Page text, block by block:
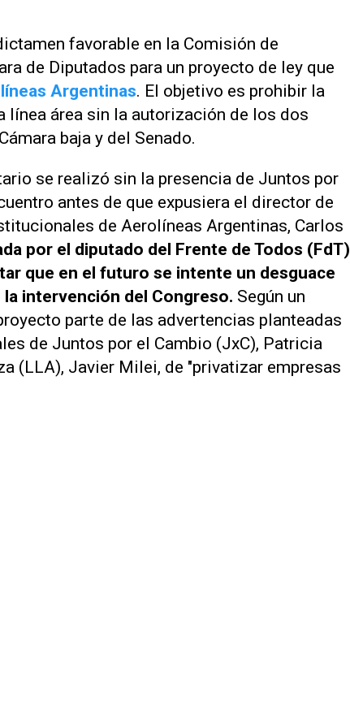
favorable en la Comisión de
de Diputados para un proyecto de ley que
Argentinas. El objetivo es prohibir la
línea área sin la autorización de los dos
baja y del Senado.
se realizó sin la presencia de Juntos por
antes de que expusiera el director de
de Aerolíneas Argentinas, Carlos
por el diputado del Frente de Todos (FdT)
que en el futuro se intente un desguace
intervención del Congreso. Según un
parte de las advertencias planteadas
de Juntos por el Cambio (JxC), Patricia
(LLA), Javier Milei, de "privatizar empresas